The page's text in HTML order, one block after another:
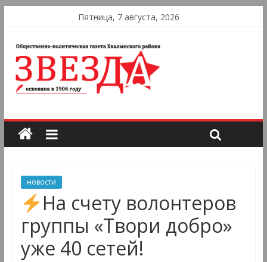
Пятница, 7 августа, 2026
новости
На счету волонтеров
группы «Твори добро»
уже 40 сетей!